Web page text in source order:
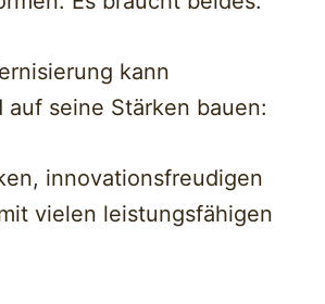
kann
auf seine Stärken bauen:
innovationsfreudigen
vielen leistungsfähigen